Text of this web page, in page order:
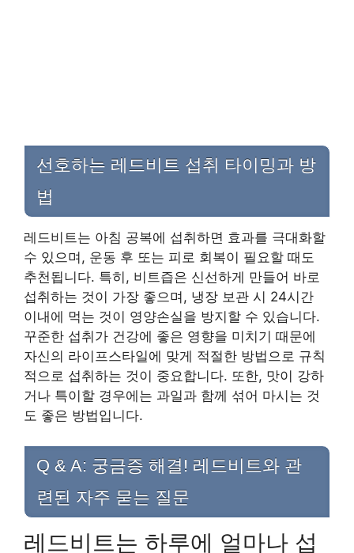
선호하는 레드비트 섭취 타이밍과 방
법
레드비트는 아침 공복에 섭취하면 효과를 극대화할
수 있으며, 운동 후 또는 피로 회복이 필요할 때도
추천됩니다. 특히, 비트즙은 신선하게 만들어 바로
섭취하는 것이 가장 좋으며, 냉장 보관 시 24시간
이내에 먹는 것이 영양손실을 방지할 수 있습니다.
꾸준한 섭취가 건강에 좋은 영향을 미치기 때문에
자신의 라이프스타일에 맞게 적절한 방법으로 규칙
적으로 섭취하는 것이 중요합니다. 또한, 맛이 강하
거나 특이할 경우에는 과일과 함께 섞어 마시는 것
도 좋은 방법입니다.
Q & A: 궁금증 해결! 레드비트와 관
련된 자주 묻는 질문
레드비트는 하루에 얼마나 섭